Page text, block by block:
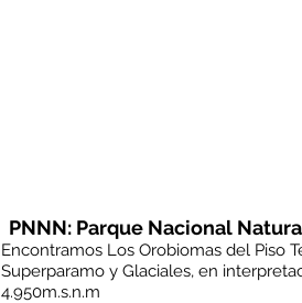
PNNN: Parque Nacional
Encontramos Los Orobiomas del Piso
Superparamo y Glaciales, en
4.950m.s.n.m